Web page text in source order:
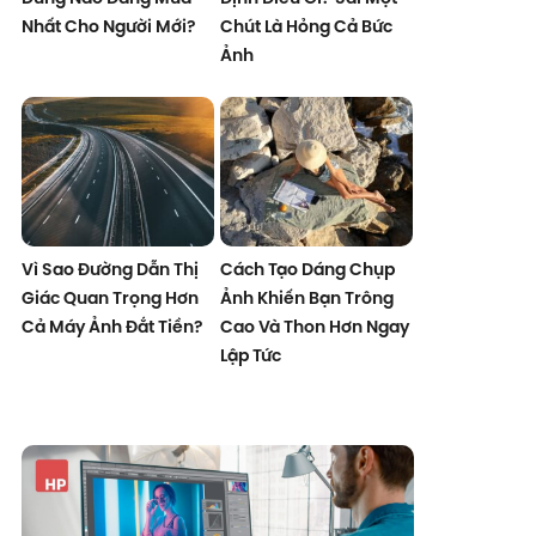
Nhất Cho Người Mới?
Chút Là Hỏng Cả Bức
Ảnh
Vì Sao Đường Dẫn Thị
Giác Quan Trọng Hơn
Cả Máy Ảnh Đắt Tiền?
Cách Tạo Dáng Chụp
Ảnh Khiến Bạn Trông
Cao Và Thon Hơn Ngay
Lập Tức